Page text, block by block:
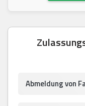
Abmeldung von